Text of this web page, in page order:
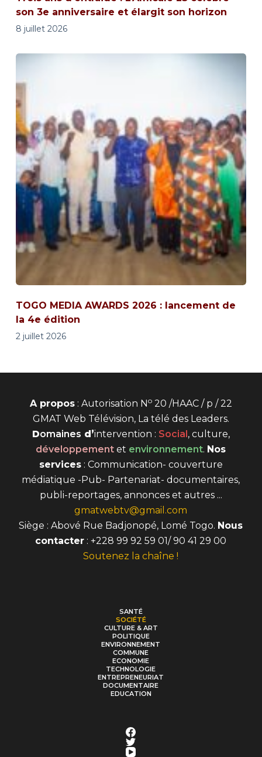
son 3e anniversaire et élargit son horizon
8 juillet 2026
TOGO MEDIA AWARDS 2026 : lancement de
la 4e édition
2 juillet 2026
A propos: Autorisation No20 /HAAC / p / 22
GMAT Web Télévision, La télé des Leaders.
Domaines d’intervention : Social, culture,
développement et environnement. Nos
services: Communication- couverture
médiatique -Pub- Partenariat- documentaires,
publi-reportages, annonces et autres ...
gmatwebtv@gmail.com
Siège : Abové Rue Badjonopé, Lomé Togo. Nous
contacter : +228 99 92 59 01/ 90 41 29 00
Soutenez la chaîne !
SANTÉ
SOCIÉTÉ
CULTURE & ART
POLITIQUE
ENVIRONNEMENT
COMMUNE
ECONOMIE
TECHNOLOGIE
ENTREPRENEURIAT
DOCUMENTAIRE
EDUCATION